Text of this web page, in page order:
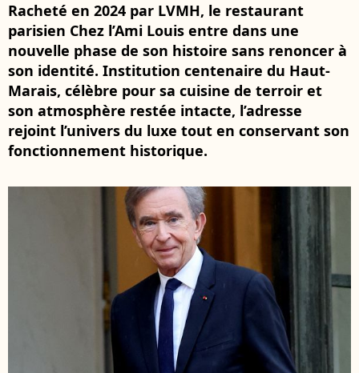
Racheté en 2024 par LVMH, le restaurant
parisien Chez l’Ami Louis entre dans une
nouvelle phase de son histoire sans renoncer à
son identité. Institution centenaire du Haut-
Marais, célèbre pour sa cuisine de terroir et
son atmosphère restée intacte, l’adresse
rejoint l’univers du luxe tout en conservant son
fonctionnement historique.